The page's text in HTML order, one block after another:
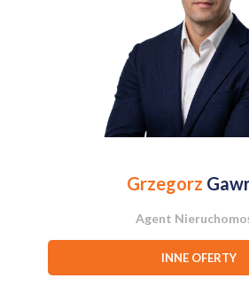
Do najbliższego autobusu dotrzemy w 5
Nowodwory, skąd oprócz autobusów
Dojazd samochodem do Centrum zajmuje
Obok osiedla znajduje się zewnętrzny
dwupoziomowy parking, gdzie można
Grzegorz
Agent
INNE OFERTY